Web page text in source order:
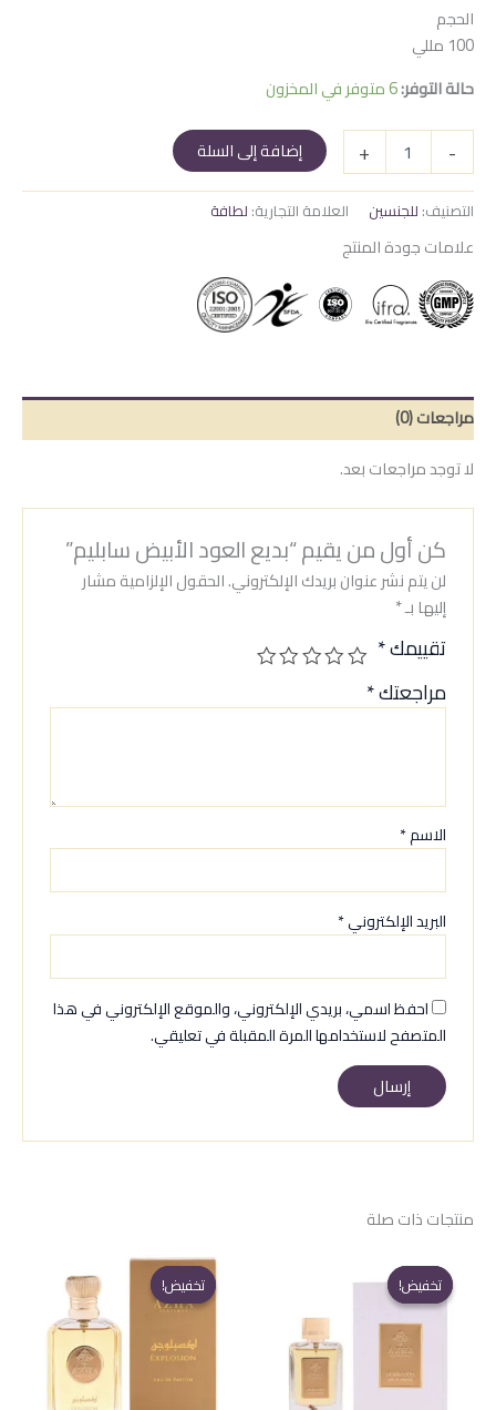
الحجم
100 مللي
حالة التوفر:6 متوفر في المخزون
-
كمية
بديع
العود
الأبيض
+ إضافة إلى السلة
التصنيف: للجنسين العلامة التجارية: لطافة
علامات جودة المنتج
مراجعات (0)
لا توجد مراجعات بعد.
كن أول من يقيم “بديع العود الأبيض سابليم”
لن يتم نشر عنوان بريدك الإلكتروني.الحقول الإلزامية مشار
إليها بـ*
تقييمك*
مراجعتك*
الاسم*
البريد الإلكتروني*
احفظ اسمي، بريدي الإلكتروني، والموقع الإلكتروني في هذا
المتصفح لاستخدامها المرة المقبلة في تعليقي.
منتجات ذات صلة
تخفيض!
تخفيض! تخفيض!
تخفيض!